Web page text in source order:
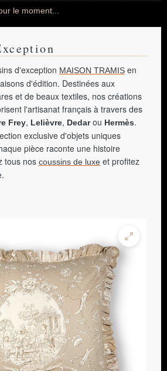
le moment...
d'exception MAISON TRAMIS en
d'édition. Destinées aux
et de beaux textiles, nos créations
l'artisanat français à travers des
Frey, Lelièvre, Dedarou Hermès.
exclusive d'objets uniques
pièce raconte une histoire
tous nos coussins de luxe et profitez